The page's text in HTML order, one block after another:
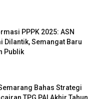
PPPK 2025: ASN
Dilantik, Semangat Baru
Publik
Bahas Strategi